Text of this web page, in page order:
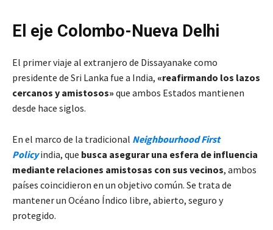
El eje Colombo-Nueva Delhi
El primer viaje al extranjero de Dissayanake como
presidente de Sri Lanka fue a India, «reafirmando los lazos
cercanos y amistosos» que ambos Estados mantienen
desde hace siglos.
En el marco de la tradicional Neighbourhood First
Policy india, que busca asegurar una esfera de influencia
mediante relaciones amistosas con sus vecinos, ambos
países coincidieron en un objetivo común. Se trata de
mantener un Océano Índico libre, abierto, seguro y
protegido.